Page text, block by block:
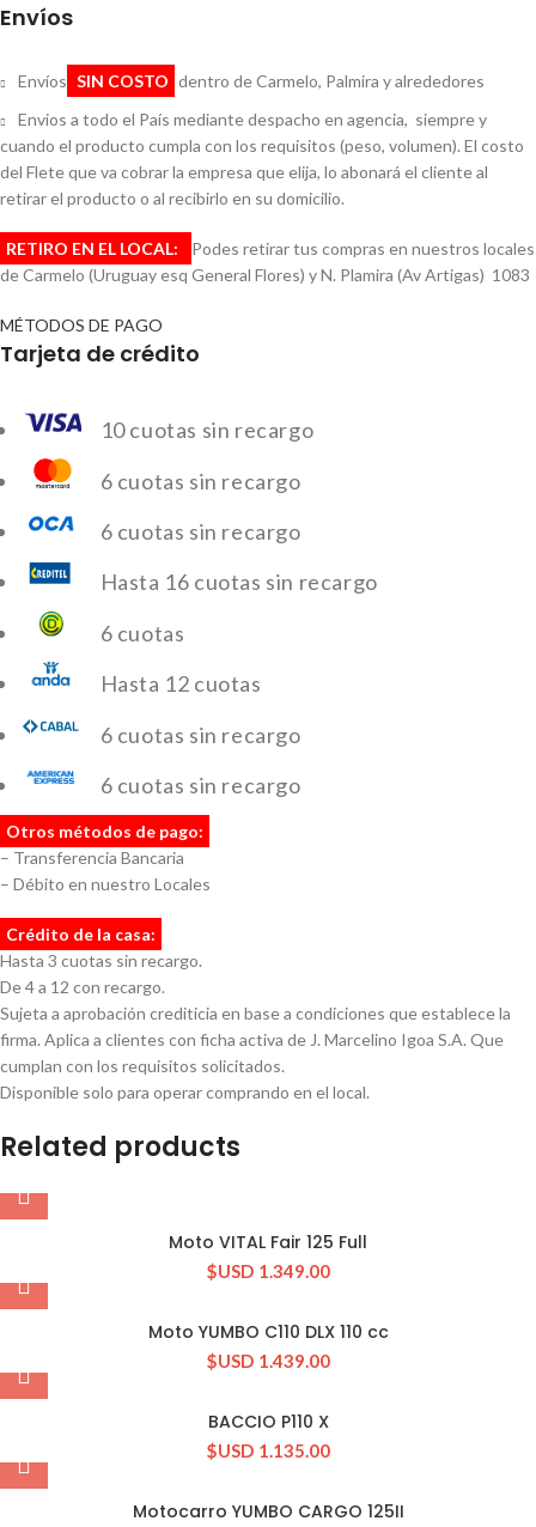
Envíos
Envíos SIN COSTO dentro de Carmelo, Palmira y alrededores
Envios a todo el País mediante despacho en agencia, siempre y
cuando el producto cumpla con los requisitos (peso, volumen). El costo
del Flete que va cobrar la empresa que elija, lo abonará el cliente al
retirar el producto o al recibirlo en su domicilio.
RETIRO EN EL LOCAL:
Podes retirar tus compras en nuestros locales
de Carmelo (Uruguay esq General Flores) y N. Plamira (Av Artigas) 1083
MÉTODOS DE PAGO
Tarjeta de crédito
10 cuotas sin recargo
6 cuotas sin recargo
6 cuotas sin recargo
Hasta 16 cuotas sin recargo
6 cuotas
Hasta 12 cuotas
6 cuotas sin recargo
6 cuotas sin recargo
Otros métodos de pago:
– Transferencia Bancaria
– Débito en nuestro Locales
Crédito de la casa:
Hasta 3 cuotas sin recargo.
De 4 a 12 con recargo.
Sujeta a aprobación crediticia en base a condiciones que establece la
firma. Aplica a clientes con ficha activa de J. Marcelino Igoa S.A. Que
cumplan con los requisitos solicitados.
Disponible solo para operar comprando en el local.
Related products
Moto VITAL Fair 125 Full
$USD 1.349.00
Moto YUMBO C110 DLX 110 cc
$USD 1.439.00
BACCIO P110 X
$USD 1.135.00
Motocarro YUMBO CARGO 125II